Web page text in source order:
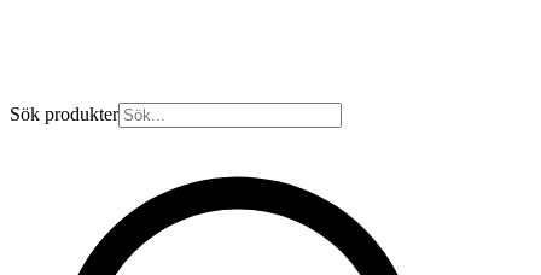
Sök produkter